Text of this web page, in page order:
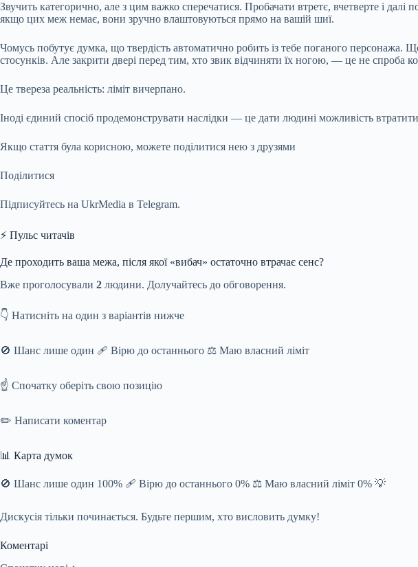
Звучить категорично, але з цим важко сперечатися. Пробачати втретє, вчетверте і
якщо цих меж немає, вони зручно влаштовуються прямо на вашій шиї.
Чомусь побутує думка, що твердість автоматично робить із тебе поганого персонажа.
стосунків. Але закрити двері перед тим, хто звик відчиняти їх ногою, — це не спроба
Це твереза реальність: ліміт вичерпано.
Іноді єдиний спосіб продемонструвати наслідки — це дати людині можливість
Якщо стаття була корисною, можете поділитися нею з друзями
Поділитися
Підписуйтесь на UkrMedia в Telegram.
⚡ Пульс читачів
Де проходить ваша межа, після якої «вибач» остаточно втрачає сенс?
Вже проголосували 2 людини. Долучайтесь до обговорення.
👇 Натисніть на один з варіантів нижче
🚫 Шанс лише один 🩹 Вірю до останнього ⚖️ Маю власний ліміт
☝️ Спочатку оберіть свою позицію
✏️ Написати коментар
📊 Карта думок
🚫 Шанс лише один 100% 🩹 Вірю до останнього 0% ⚖️ Маю власний ліміт 0% 💡
Дискусія тільки починається. Будьте першим, хто висловить думку!
Коментарі